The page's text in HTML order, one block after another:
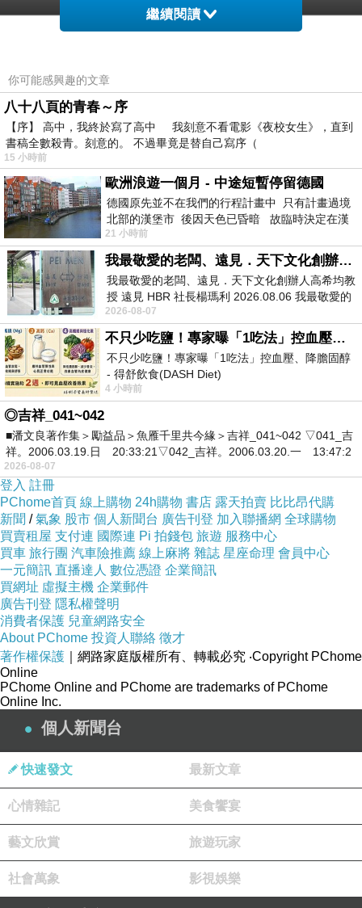
繼續閱讀
你可能感興趣的文章
八十八頁的青春～序
【序】 高中，我終於寫了高中 我刻意不看電影《夜校女生》，直到
書稿全數殺青。刻意的。 不過畢竟是替自己寫序（
15 小時前
歐洲浪遊一個月 - 中途短暫停留德國
德國原先並不在我們的行程計畫中 只有計畫過境
北部的漢堡市 後因天色已昏暗 故臨時決定在漢
堡市吃晚餐和過夜
21 小時前
我最敬愛的老闆、遠見．天下文化創辦人高希均教授
我最敬愛的老闆、遠見．天下文化創辦人高希均教
授 遠見 HBR 社長楊瑪利 2026.08.06 我最敬愛的
老闆、遠見．天下文化創辦人高希均教
2026-08-07
不只少吃鹽！專家曝「1吃法」控血壓、降膽固醇 - 得舒飲食(DASH Diet)
不只少吃鹽！專家曝「1吃法」控血壓、降膽固醇
- 得舒飲食(DASH Diet)
https://www.facebook.com/dietitiansophia/posts/
4 小時前
◎吉祥_041~042
■潘文良著作集＞勵益品＞魚雁千里共今緣＞吉祥_041~042 ▽041_吉
祥。2006.03.19.日 20:33:21▽042_吉祥。2006.03.20.一 13:47:2
2026-08-07
登入 註冊
PChome首頁 線上購物 24h購物 書店 露天拍賣 比比昂代購
新聞 /氣象 股市 個人新聞台 廣告刊登 加入聯播網 全球購物
買賣租屋 支付連 國際連 Pi 拍錢包 旅遊 服務中心
買車 旅行團 汽車險推薦 線上麻將 雜誌 星座命理 會員中心
一元簡訊 直播達人 數位憑證 企業簡訊
買網址 虛擬主機 企業郵件
廣告刊登 隱私權聲明
消費者保護 兒童網路安全
About PChome 投資人聯絡 徵才
著作權保護 ｜網路家庭版權所有、轉載必究 ‧Copyright PChome
Online
PChome Online and PChome are trademarks of PChome
Online Inc.
個人新聞台
快速發文 最新文章
心情雜記 美食饗宴
藝文欣賞 旅遊玩家
社會萬象 影視娛樂